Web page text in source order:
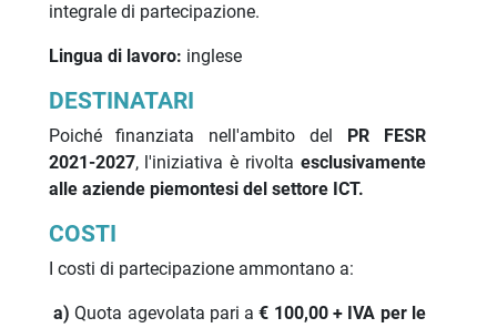
integrale di partecipazione.
Lingua di lavoro: inglese
DESTINATARI
Poiché finanziata nell'ambito del
PR FESR
2021-2027, l'iniziativa è rivolta esclusivamente
alle aziende piemontesi del settore ICT.
COSTI
I costi di partecipazione ammontano a:
a) Quota agevolata pari a€ 100,00 + IVA per le